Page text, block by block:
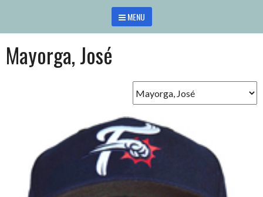
contenido
MENU
Mayorga, José